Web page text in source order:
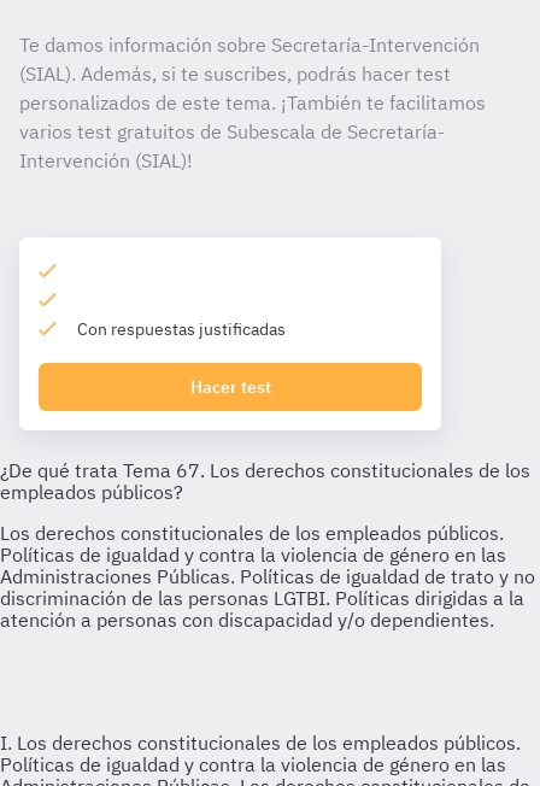
Te damos información sobre Secretaría-Intervención
(SIAL). Además, si te suscribes, podrás hacer test
personalizados de este tema. ¡También te facilitamos
varios test gratuitos de Subescala de Secretaría-
Intervención (SIAL)!
Con respuestas justificadas
Hacer test
I. Los derechos constitucionales de los empleados públicos.
Políticas de igualdad y contra la violencia de género en las